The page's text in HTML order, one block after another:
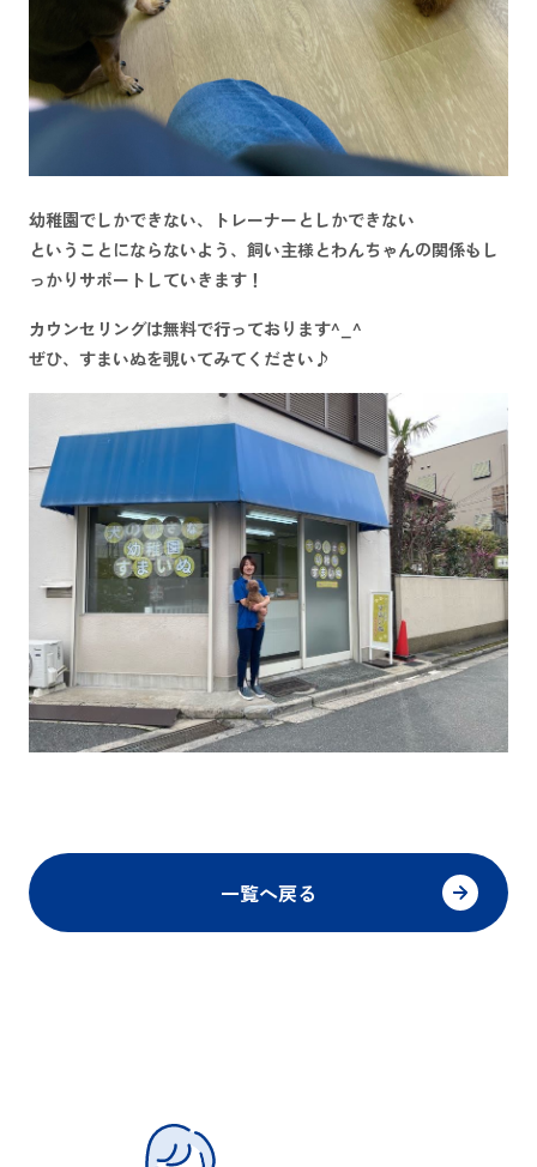
幼稚園でしかできない、トレーナーとしかできない
ということにならないよう、飼い主様とわんちゃんの関係もし
っかりサポートしていきます！
カウンセリングは無料で行っております^_^
ぜひ、すまいぬを覗いてみてください♪
一覧へ戻る